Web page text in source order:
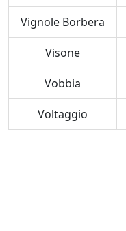
Vignole Borbera
Visone
Vobbia
Voltaggio